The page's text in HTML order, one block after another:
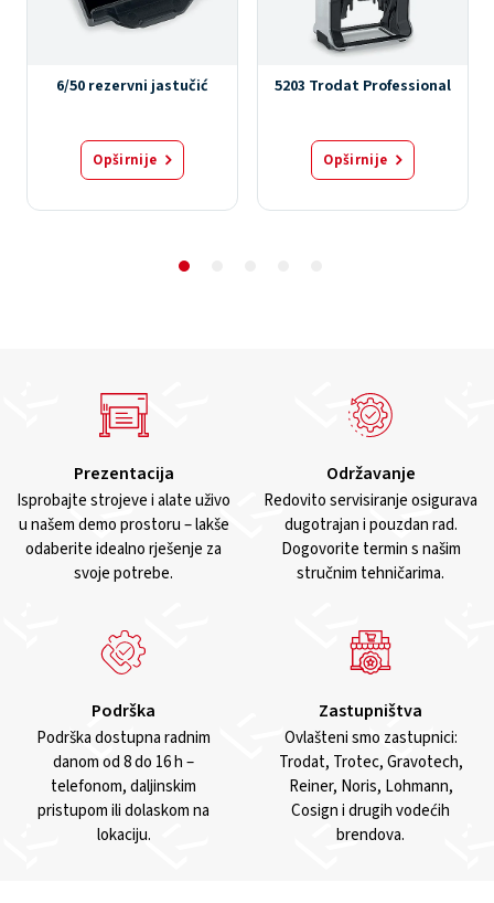
6/50 rezervni jastučić
Opširnije
5203 Trodat Professional
Opširnije
Prezentacija
Isprobajte strojeve i alate uživo
u našem demo prostoru – lakše
odaberite idealno rješenje za
svoje potrebe.
Održavanje
Redovito servisiranje osigurava
dugotrajan i pouzdan rad.
Dogovorite termin s našim
stručnim tehničarima.
Podrška
Podrška dostupna radnim
danom od 8 do 16 h –
telefonom, daljinskim
pristupom ili dolaskom na
lokaciju.
Zastupništva
Ovlašteni smo zastupnici:
Trodat, Trotec, Gravotech,
Reiner, Noris, Lohmann,
Cosign i drugih vodećih
brendova.